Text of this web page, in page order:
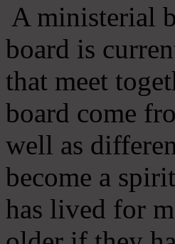
A ministerial
board is
that meet
board come
well as
become a
has lived for